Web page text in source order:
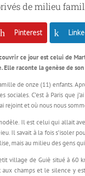
de milieu
Pinterest
ce jour est celui de
raconte la genèse de
de onze (11) enfants.
sociales. C’est à Paris
rejoint et où nous nous
Il est celui qui allait
Il savait à la fois s’isoler
mais au milieu des gens
village de Guiè situé à 60
champs et le silence y